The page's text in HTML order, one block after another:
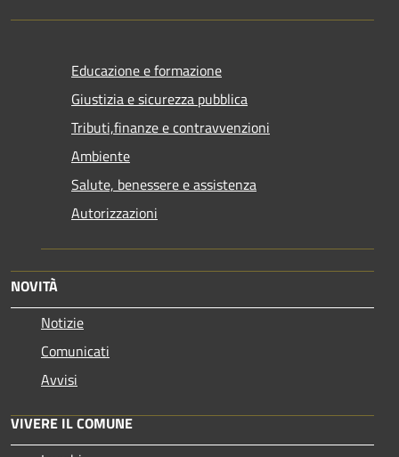
Educazione e formazione
Giustizia e sicurezza pubblica
Tributi,finanze e contravvenzioni
Ambiente
Salute, benessere e assistenza
Autorizzazioni
NOVITÀ
Notizie
Comunicati
Avvisi
VIVERE IL COMUNE